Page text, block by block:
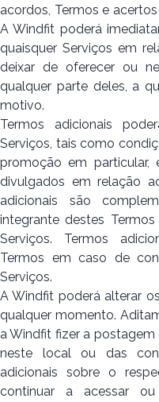
acordos, Termos e
A Windfit poderá
quaisquer Serviços em
deixar de oferecer ou
qualquer parte deles, a
motivo.
Termos adicionais
Serviços, tais como
promoção em particular,
divulgados em relação
adicionais são
integrante destes
Serviços. Termos
Termos em caso de
Serviços.
A Windfit poderá alterar
qualquer momento.
a Windfit fizer a
neste local ou das
adicionais sobre o
continuar a acessar